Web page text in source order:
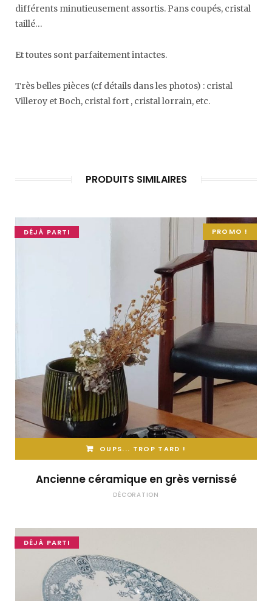
différents minutieusement assortis. Pans coupés, cristal
taillé…
Et toutes sont parfaitement intactes.
Très belles pièces (cf détails dans les photos) : cristal
Villeroy et Boch, cristal fort , cristal lorrain, etc.
PRODUITS SIMILAIRES
PROMO !
DÉJÀ PARTI
OUPS... TROP TARD !
Ancienne céramique en grès vernissé
DÉCORATION
DÉJÀ PARTI